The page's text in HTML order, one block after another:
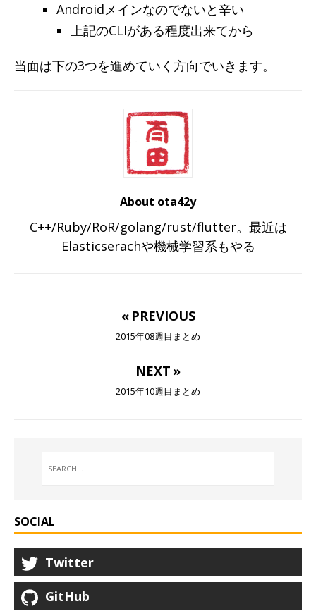
Androidメインなのでないと辛い
上記のCLIがある程度出来てから
当面は下の3つを進めていく方向でいきます。
About ota42y
C++/Ruby/RoR/golang/rust/flutter。最近は
Elasticserachや機械学習系もやる
« PREVIOUS
2015年08週目まとめ
NEXT »
2015年10週目まとめ
SOCIAL
Twitter
GitHub